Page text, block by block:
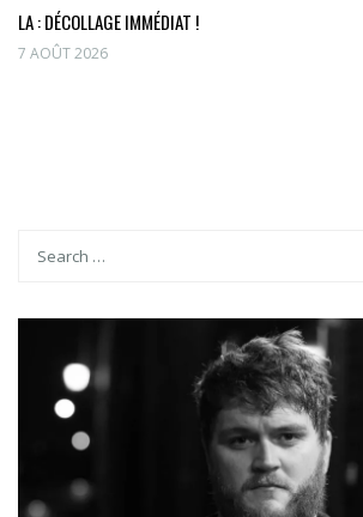
LA : DÉCOLLAGE IMMÉDIAT !
7 AOÛT 2026